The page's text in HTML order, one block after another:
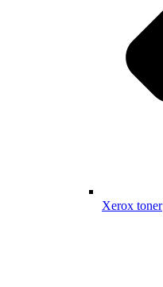
Xerox toner